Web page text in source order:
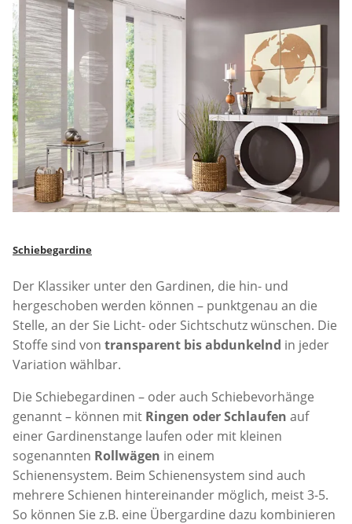
Schiebegardine
Der Klassiker unter den Gardinen, die hin- und
hergeschoben werden können – punktgenau an die
Stelle, an der Sie Licht- oder Sichtschutz wünschen. Die
Stoffe sind von transparent bis abdunkelnd in jeder
Variation wählbar.
Die Schiebegardinen – oder auch Schiebevorhänge
genannt – können mit Ringen oder Schlaufen auf
einer Gardinenstange laufen oder mit kleinen
sogenannten Rollwägen in einem
Schienensystem. Beim Schienensystem sind auch
mehrere Schienen hintereinander möglich, meist 3-5.
So können Sie z.B. eine Übergardine dazu kombinieren